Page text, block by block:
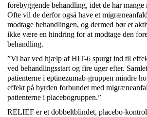
forebyggende behandling, idet de har mange
Ofte vil de derfor også have et
modtage behandlingen, og dermed bør et
ikke være en hindring for at modtage den
behandling.
”Vi har ved hjælp af HIT-6 spurgt ind til
ved behandlingsstart og fire uger efter.
patienterne i eptinezumab-gruppen mindre
effekt på byrden forbundet med
patienterne i placebogruppen.”
RELIEF er et dobbeltblindet, placebo-